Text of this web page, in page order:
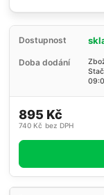
Dostupnost
Doba dodání
895 Kč
740 Kč bez DPH